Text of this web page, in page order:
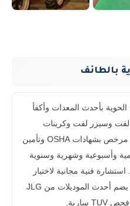
بالطائف
بأحدث المعدات وأكفأ
وسيزر لفت وكرينات
وبوكلين مع توصيل فوري ومشغل مرخص بشهادات OSHA وتأمين
وأسبوعية وشهرية وسنوية
فنية مجانية لاختيار
المعدة والحجم المناسب. أسطولنا يضم أحدث الموديلات من JLG